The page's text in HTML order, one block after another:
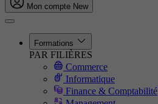
Mon compte New
Formations
PAR FILIÈRES
Commerce
Informatique
Finance & Comptabilité